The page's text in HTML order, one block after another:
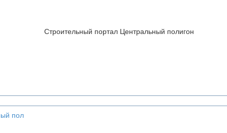
Строительный портал Центральный полигон
пол